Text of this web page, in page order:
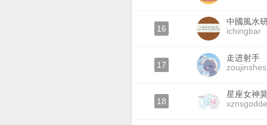
16
中國風水
ichingbar
17
走进射手
18
星座女神